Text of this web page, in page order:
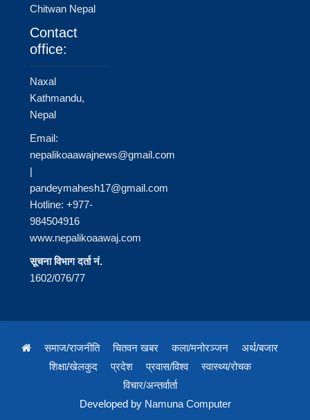
Chitwan Nepal
Contact
office:
Naxal
Kathmandu,
Nepal
Email:
nepalikoaawajnews@gmail.com
|
pandeymahesh17@gmail.com
Hotline: +977-
984504916
www.nepalikoaawaj.com
सूचना विभाग दर्ता नं.
1602/076/77
समाज/राजनीति चितवन खबर कला/मनोरञ्जन
अर्थ/बजार
शिक्षा/खेलकुद
प्रदेश प्रवास/विश्व
स्वास्थ्य/रोचक
विचार/अन्तर्वार्ता
Developed by Namuna Computer